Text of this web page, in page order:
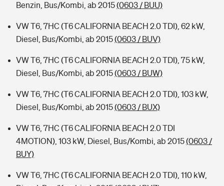
Benzin, Bus/Kombi, ab 2015(0603 / BUU)
VW T6, 7HC (T6 CALIFORNIA BEACH 2.0 TDI), 62 kW,
Diesel, Bus/Kombi, ab 2015(0603 / BUV)
VW T6, 7HC (T6 CALIFORNIA BEACH 2.0 TDI), 75 kW,
Diesel, Bus/Kombi, ab 2015(0603 / BUW)
VW T6, 7HC (T6 CALIFORNIA BEACH 2.0 TDI), 103 kW,
Diesel, Bus/Kombi, ab 2015(0603 / BUX)
VW T6, 7HC (T6 CALIFORNIA BEACH 2.0 TDI
4MOTION), 103 kW, Diesel, Bus/Kombi, ab 2015(0603 /
BUY)
VW T6, 7HC (T6 CALIFORNIA BEACH 2.0 TDI), 110 kW,